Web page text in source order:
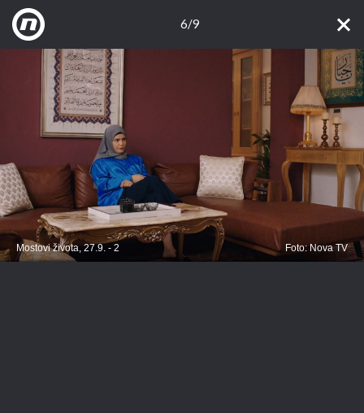
6/9
Mostovi života, 27.9. - 2 Foto: Nova TV